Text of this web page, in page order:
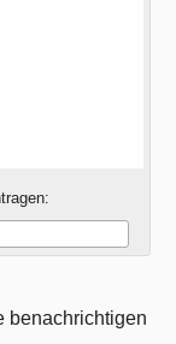
benachrichtigen